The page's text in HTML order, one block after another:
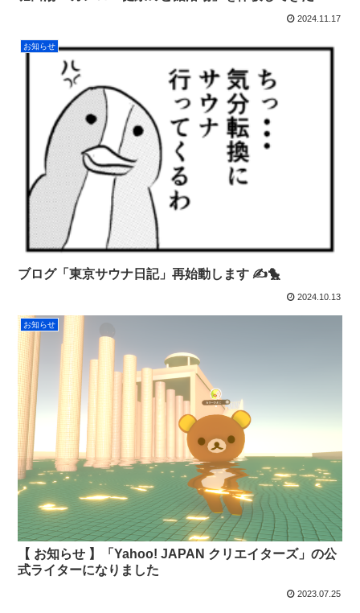
2024.11.17
お知らせ
ブログ「東京サウナ日記」再始動します ✍️🐤
2024.10.13
お知らせ
【 お知らせ 】「Yahoo! JAPAN クリエイターズ」の公
式ライターになりました
2023.07.25